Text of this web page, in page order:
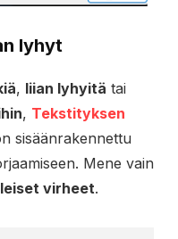
lyhyt
, liian lyhyitä tai
, Tekstityksen
sisäänrakennettu
Mene vain
virheet.